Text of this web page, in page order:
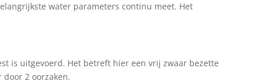
water parameters continu meet. Het
is uitgevoerd. Het betreft hier een vrij zwaar bezette
2 oorzaken.